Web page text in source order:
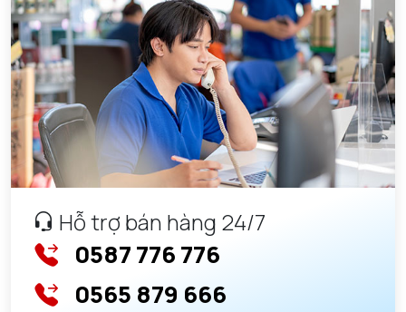
Hỗ trợ bán hàng 24/7
0587 776 776
0565 879 666